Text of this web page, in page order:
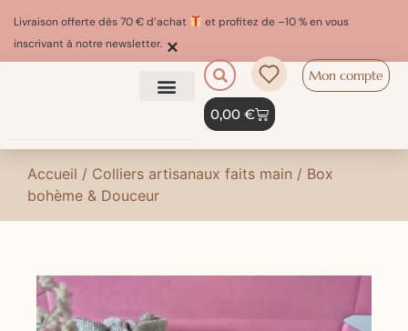
Livraison offerte dès 70 € d’achat
et profitez de –10 % en vous
inscrivant à notre newsletter. ×
Mon compte
0,00 €
Accueil / Colliers artisanaux faits main / Box
bohème & Douceur